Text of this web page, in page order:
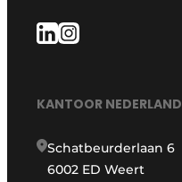
KANTOOR NEDERLAND
Schatbeurderlaan 6
6002 ED Weert